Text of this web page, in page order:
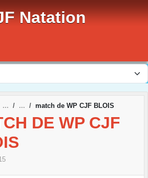
Natation
match de WP CJF BLOIS
DE WP CJF
cookies